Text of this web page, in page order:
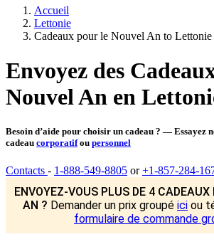
Accueil
Lettonie
Cadeaux pour le Nouvel An to Lettonie
Envoyez des
Nouvel An en
Besoin d’aide pour choisir un cadeau ? — Essayez
cadeau corporatifou personnel
Contacts - 1-888-549-8805 or+1-857-284-
ENVOYEZ-VOUS PLUS DE 4 CADEAUX
AN ? Demander un prix groupé ici ou
formulaire de commande